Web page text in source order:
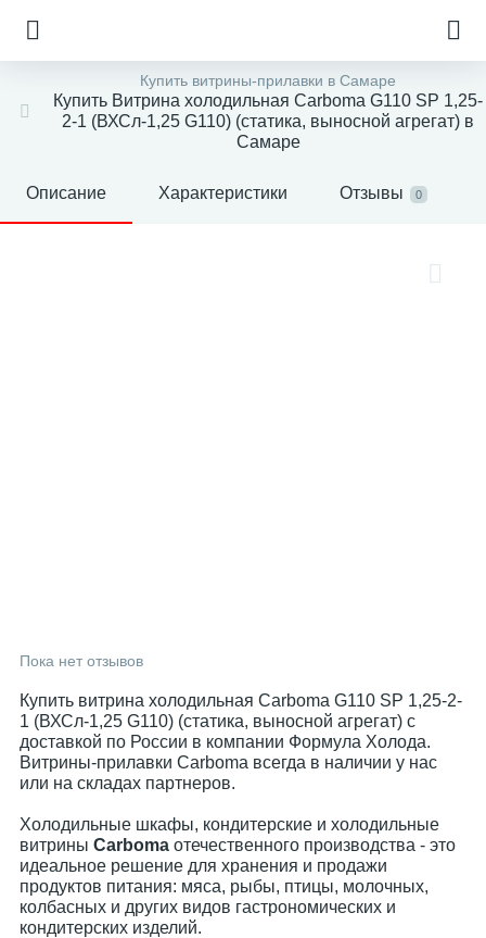
Купить витрины-прилавки в Самаре
Купить Витрина холодильная Carboma G110 SP 1,25-
2-1 (ВХСл-1,25 G110) (статика, выносной агрегат) в
Самаре
Описание Характеристики Отзывы 0
Пока нет отзывов
Купить витрина холодильная Carboma G110 SP 1,25-2-
1 (ВХСл-1,25 G110) (статика, выносной агрегат) с
доставкой по России в компании Формула Холода.
Витрины-прилавки Carboma всегда в наличии у нас
или на складах партнеров.
Холодильные шкафы, кондитерские и холодильные
витрины Carboma отечественного производства - это
идеальное решение для хранения и продажи
продуктов питания: мяса, рыбы, птицы, молочных,
колбасных и других видов гастрономических и
кондитерских изделий.